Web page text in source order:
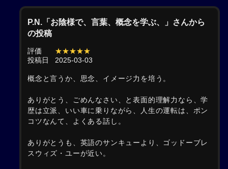
P.N.「お陰様で、言葉、概念を学ぶ、」さんから
の投稿
評価
★★★★★
投稿日
2025-03-03
概念と言うか、思念、イメージ力を培う。
ありがとう、ごめんなさい、と表面的理解力なら、学
歴は立派、いい車に乗りながら、人生の運転は、ポン
コツなんて、よくある話し。
ありがとうも、英語のサンキューより、ゴッドーブレ
スウィズ・ユーが近い。